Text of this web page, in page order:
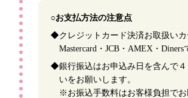
○お支払方法の注意点
◆クレジットカード決済お取扱いカ
Mastercard・JCB・AMEX・Diners
◆銀行振込はお申込み日を含んで
いをお願いします。
※お振込手数料はお客様負担でお